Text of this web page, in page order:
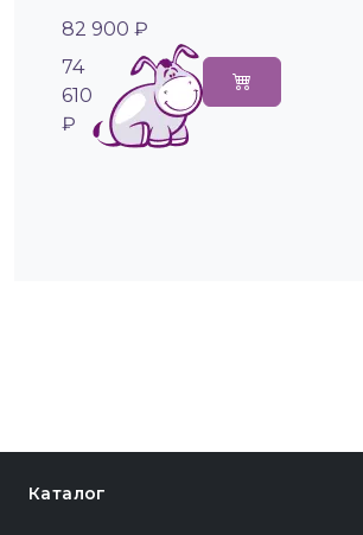
82 900 ₽
74
610
₽
Каталог